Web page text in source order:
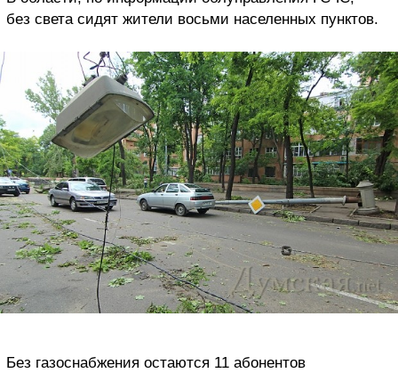
без света сидят жители восьми населенных пунктов.
Без газоснабжения остаются 11 абонентов